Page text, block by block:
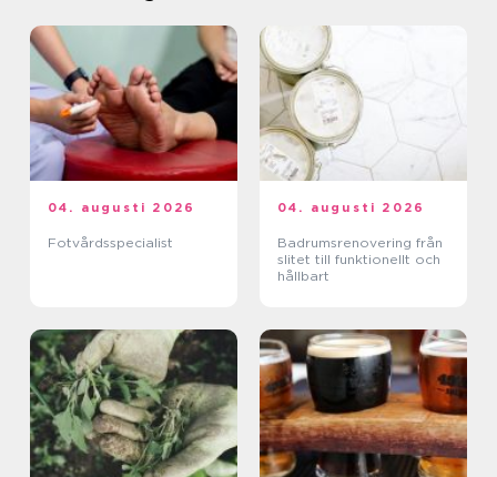
04. augusti 2026
Fotvårdsspecialist
04. augusti 2026
Badrumsrenovering från
slitet till funktionellt och
hållbart